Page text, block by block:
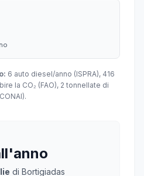
6 auto diesel/anno (ISPRA), 416
la CO₂ (FAO), 2 tonnellate di
di Bortigiadas